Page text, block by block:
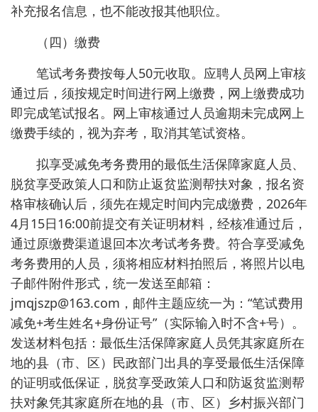
补充报名信息，也不能改报其他职位。
（四）缴费
笔试考务费按每人50元收取。应聘人员网上审核
通过后，须按规定时间进行网上缴费，网上缴费成功
即完成笔试报名。网上审核通过人员逾期未完成网上
缴费手续的，视为弃考，取消其笔试资格。
拟享受减免考务费用的最低生活保障家庭人员、
脱贫享受政策人口和防止返贫监测帮扶对象，报名资
格审核确认后，须先在规定时间内完成缴费，2026年
4月15日16:00前提交有关证明材料，经核准通过后，
通过原缴费渠道退回本次考试考务费。符合享受减免
考务费用的人员，须将相应材料拍照后，将照片以电
子邮件附件形式，统一发送至邮箱：
jmqjszp@163.com，邮件主题应统一为：“笔试费用
减免+考生姓名+身份证号”（实际输入时不含+号）。
发送材料包括：最低生活保障家庭人员凭其家庭所在
地的县（市、区）民政部门出具的享受最低生活保障
的证明或低保证，脱贫享受政策人口和防返贫监测帮
扶对象凭其家庭所在地的县（市、区）乡村振兴部门